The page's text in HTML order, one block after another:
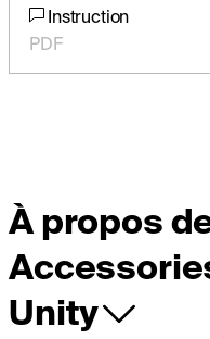
Instruction
PDF
À propos
Unity